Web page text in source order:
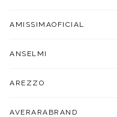
AMISSIMAOFICIAL
ANSELMI
AREZZO
AVERARABRAND